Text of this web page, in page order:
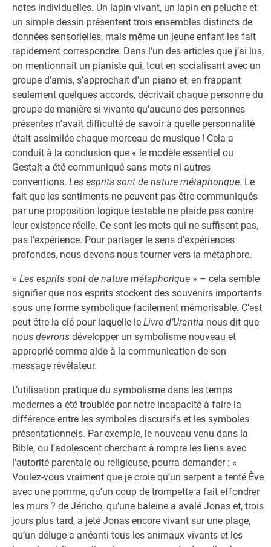
notes individuelles. Un lapin vivant, un lapin en peluche et
un simple dessin présentent trois ensembles distincts de
données sensorielles, mais même un jeune enfant les fait
rapidement correspondre. Dans l’un des articles que j’ai lus,
on mentionnait un pianiste qui, tout en socialisant avec un
groupe d’amis, s’approchait d’un piano et, en frappant
seulement quelques accords, décrivait chaque personne du
groupe de manière si vivante qu’aucune des personnes
présentes n’avait difficulté de savoir à quelle personnalité
était assimilée chaque morceau de musique ! Cela a
conduit à la conclusion que « le modèle essentiel ou
Gestalt a été communiqué sans mots ni autres
conventions. Les esprits sont de nature métaphorique. Le
fait que les sentiments ne peuvent pas être communiqués
par une proposition logique testable ne plaide pas contre
leur existence réelle. Ce sont les mots qui ne suffisent pas,
pas l’expérience. Pour partager le sens d’expériences
profondes, nous devons nous tourner vers la métaphore.
« Les esprits sont de nature métaphorique » – cela semble
signifier que nos esprits stockent des souvenirs importants
sous une forme symbolique facilement mémorisable. C’est
peut-être la clé pour laquelle le Livre d’Urantia nous dit que
nous devrons développer un symbolisme nouveau et
approprié comme aide à la communication de son
message révélateur.
L’utilisation pratique du symbolisme dans les temps
modernes a été troublée par notre incapacité à faire la
différence entre les symboles discursifs et les symboles
présentationnels. Par exemple, le nouveau venu dans la
Bible, ou l’adolescent cherchant à rompre les liens avec
l’autorité parentale ou religieuse, pourra demander : «
Voulez-vous vraiment que je croie qu’un serpent a tenté Ève
avec une pomme, qu’un coup de trompette a fait effondrer
les murs ? de Jéricho, qu’une baleine a avalé Jonas et, trois
jours plus tard, a jeté Jonas encore vivant sur une plage,
qu’un déluge a anéanti tous les animaux vivants et les